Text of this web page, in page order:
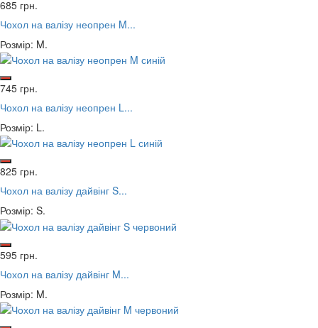
685 грн.
Чохол на валізу неопрен M...
Розмір: M.
745 грн.
Чохол на валізу неопрен L...
Розмір: L.
825 грн.
Чохол на валізу дайвінг S...
Розмір: S.
595 грн.
Чохол на валізу дайвінг M...
Розмір: M.